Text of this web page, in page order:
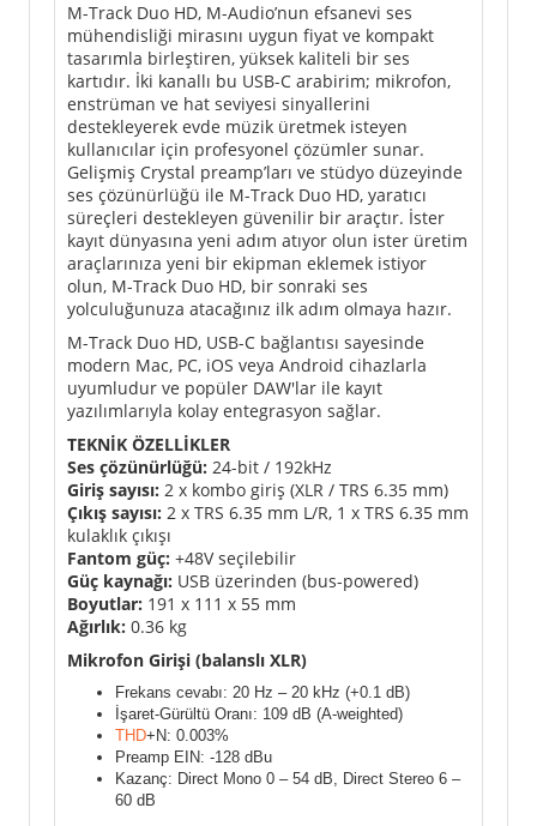
M-Track Duo HD, M-Audio’nun efsanevi ses
mühendisliği mirasını uygun fiyat ve kompakt
tasarımla birleştiren, yüksek kaliteli bir ses
kartıdır. İki kanallı bu USB-C arabirim; mikrofon,
enstrüman ve hat seviyesi sinyallerini
destekleyerek evde müzik üretmek isteyen
kullanıcılar için profesyonel çözümler sunar.
Gelişmiş Crystal preamp’ları ve stüdyo düzeyinde
ses çözünürlüğü ile M-Track Duo HD, yaratıcı
süreçleri destekleyen güvenilir bir araçtır. İster
kayıt dünyasına yeni adım atıyor olun ister üretim
araçlarınıza yeni bir ekipman eklemek istiyor
olun, M-Track Duo HD, bir sonraki ses
yolculuğunuza atacağınız ilk adım olmaya hazır.
M-Track Duo HD, USB-C bağlantısı sayesinde
modern Mac, PC, iOS veya Android cihazlarla
uyumludur ve popüler DAW'lar ile kayıt
yazılımlarıyla kolay entegrasyon sağlar.
TEKNİK ÖZELLİKLER
Ses çözünürlüğü: 24-bit / 192kHz
Giriş sayısı: 2 x kombo giriş (XLR / TRS 6.35 mm)
Çıkış sayısı: 2 x TRS 6.35 mm L/R, 1 x TRS 6.35 mm
kulaklık çıkışı
Fantom güç: +48V seçilebilir
Güç kaynağı: USB üzerinden (bus-powered)
Boyutlar: 191 x 111 x 55 mm
Ağırlık: 0.36 kg
Mikrofon Girişi (balanslı XLR)
Frekans cevabı: 20 Hz – 20 kHz (+0.1 dB)
İşaret-Gürültü Oranı: 109 dB (A-weighted)
THD+N: 0.003%
Preamp EIN: -128 dBu
Kazanç: Direct Mono 0 – 54 dB, Direct Stereo 6 –
60 dB